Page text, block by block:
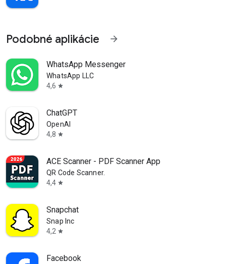
Podobné aplikácie arrow_forward
WhatsApp Messenger
WhatsApp LLC
4,6 star
ChatGPT
OpenAI
4,8 star
ACE Scanner - PDF Scanner App
QR Code Scanner.
4,4 star
Snapchat
Snap Inc
4,2 star
Facebook